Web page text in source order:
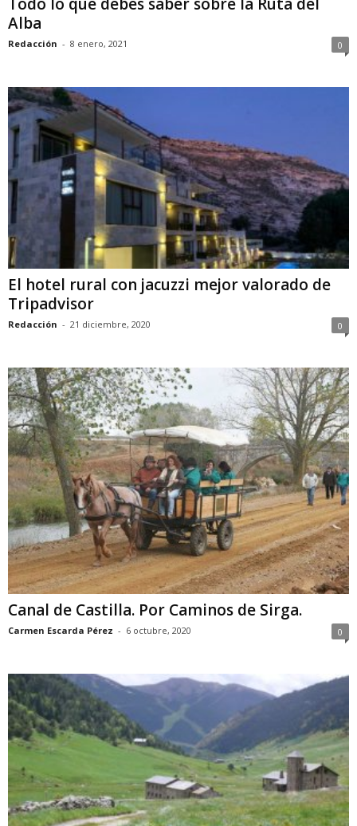
Alba
Redacción - 8 enero, 2021 0
El hotel rural con jacuzzi mejor valorado de
Tripadvisor
Redacción - 21 diciembre, 2020 0
Canal de Castilla. Por Caminos de Sirga.
Carmen Escarda Pérez - 6 octubre, 2020 0